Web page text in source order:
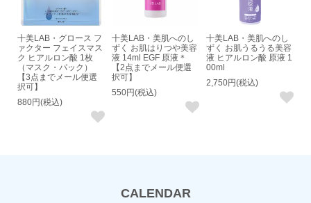
十美LAB・グロース フ
ァクター フェイスマス
ク ヒアルロン酸 1枚
（マスク・パック）
【3点までメール便選
択可】
880円(税込)
十美LAB・美肌へのし
ずく お肌はりつや美容
液 14ml EGF 原液＊
【2点までメール便選
択可】
550円(税込)
十美LAB・美肌へのし
ずく お肌うるうる美容
液 ヒアルロン酸 原液 1
00ml
2,750円(税込)
CALENDAR